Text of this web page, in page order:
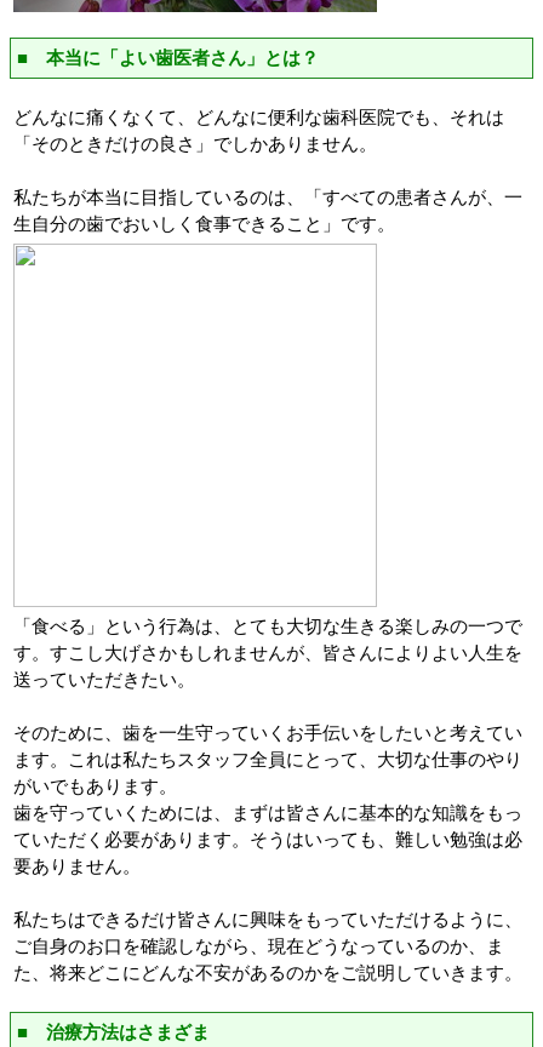
■ 本当に「よい歯医者さん」とは？
どんなに痛くなくて、どんなに便利な歯科医院でも、それは
「そのときだけの良さ」でしかありません。
私たちが本当に目指しているのは、「すべての患者さんが、一
生自分の歯でおいしく食事できること」です。
「食べる」という行為は、とても大切な生きる楽しみの一つで
す。すこし大げさかもしれませんが、皆さんによりよい人生を
送っていただきたい。
そのために、歯を一生守っていくお手伝いをしたいと考えてい
ます。これは私たちスタッフ全員にとって、大切な仕事のやり
がいでもあります。
歯を守っていくためには、まずは皆さんに基本的な知識をもっ
ていただく必要があります。そうはいっても、難しい勉強は必
要ありません。
私たちはできるだけ皆さんに興味をもっていただけるように、
ご自身のお口を確認しながら、現在どうなっているのか、ま
た、将来どこにどんな不安があるのかをご説明していきます。
■ 治療方法はさまざま